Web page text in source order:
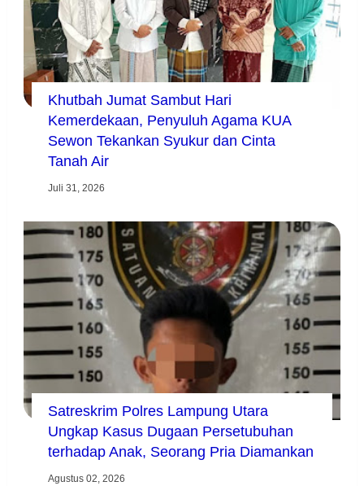
Khutbah Jumat Sambut Hari
Kemerdekaan, Penyuluh Agama KUA
Sewon Tekankan Syukur dan Cinta
Tanah Air
Juli 31, 2026
Satreskrim Polres Lampung Utara
Ungkap Kasus Dugaan Persetubuhan
terhadap Anak, Seorang Pria Diamankan
Agustus 02, 2026